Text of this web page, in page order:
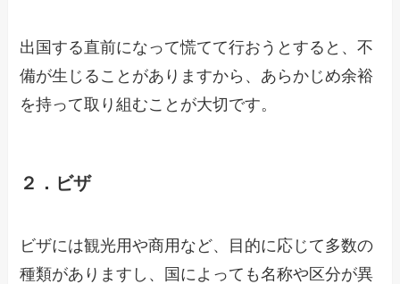
出国する直前になって慌てて行おうとすると、不
備が生じることがありますから、あらかじめ余裕
を持って取り組むことが大切です。
２．ビザ
ビザには観光用や商用など、目的に応じて多数の
種類がありますし、国によっても名称や区分が異